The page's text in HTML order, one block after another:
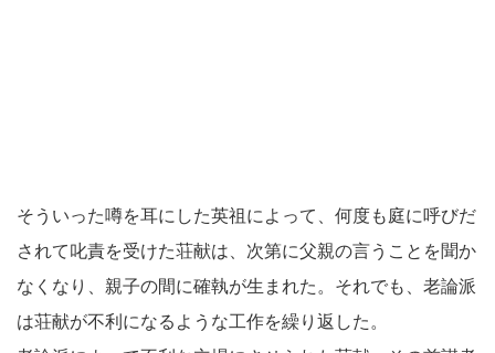
そういった噂を耳にした英祖によって、何度も庭に呼びだ
されて叱責を受けた荘献は、次第に父親の言うことを聞か
なくなり、親子の間に確執が生まれた。それでも、老論派
は荘献が不利になるような工作を繰り返した。